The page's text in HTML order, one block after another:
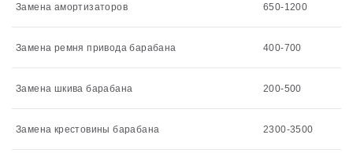
Замена амортизаторов 650-1200
Замена ремня привода барабана 400-700
Замена шкива барабана 200-500
Замена крестовины барабана 2300-3500